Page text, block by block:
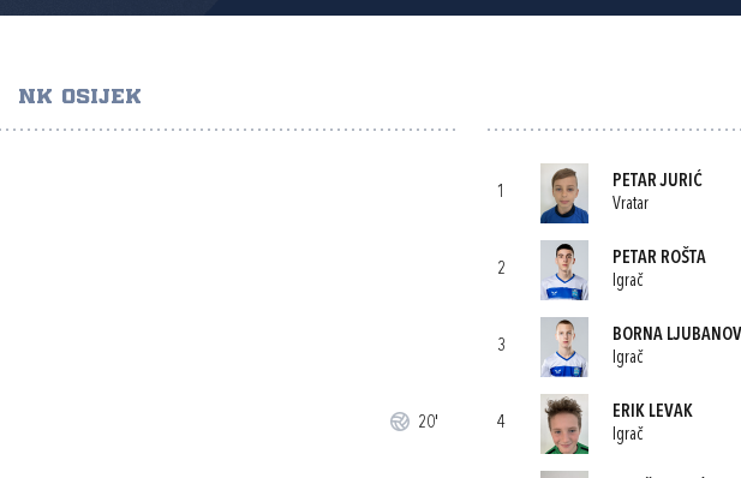
NK OSIJEK
20'
1
PETAR JURIĆ
Vratar
2
PETAR ROŠTA
Igrač
3
BORNA
Igrač
4
ERIK LEVAK
Igrač